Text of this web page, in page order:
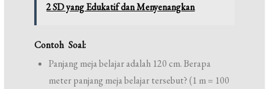
2 SD yang Edukatif dan Menyenangkan
Contoh Soal:
Panjang meja belajar adalah 120 cm. Berapa
meter panjang meja belajar tersebut? (1 m = 100